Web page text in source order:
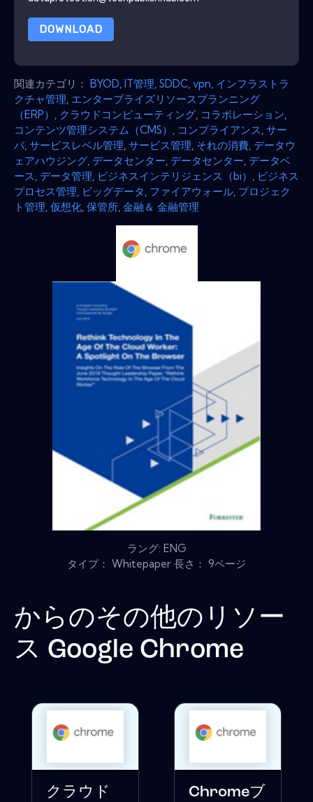
DOWNLOAD
関連カテゴリ： BYOD IT管​​理 SDDC vpn インフラストラ
クチャ管理 エンタープライズリソースプランニング
（ERP）
クラウドコンピューティング コラボレーション
コンテンツ管理システム（CMS）
コンプライアンス サー
バ, サービスレベル管理 サービス管理 それの消費 データウ
ェアハウジング データセンター データセンター データベ
ース データ管理 ビジネスインテリジェンス（bi）
ビジネス
プロセス管理 ビッグデータ ファイアウォール プロジェク
ト管理 仮想化 保管所 金融＆ 金融管理
ラング: ENG
タイプ： Whitepaper 長さ： 9ページ
からのその他のリソー
ス Google Chrome
クラウド
Chromeブ